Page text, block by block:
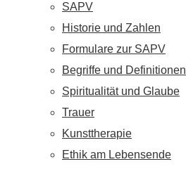
SAPV
Historie und Zahlen
Formulare zur SAPV
Begriffe und Definitionen
Spiritualität und Glaube
Trauer
Kunsttherapie
Ethik am Lebensende